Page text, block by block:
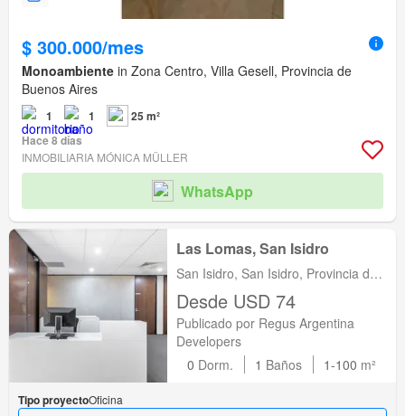
$ 300.000/mes
Monoambiente in Zona Centro, Villa Gesell, Provincia de
Buenos Aires
1 1
25 m²
Hace 8 días
INMOBILIARIA MÓNICA MÜLLER
WhatsApp
Las Lomas, San Isidro
San Isidro, San Isidro, Provincia de
Buenos Aires
Desde USD 74
Publicado por Regus Argentina
Developers
0 Dorm. 1 Baños 1-100 m²
Tipo proyectoOficina